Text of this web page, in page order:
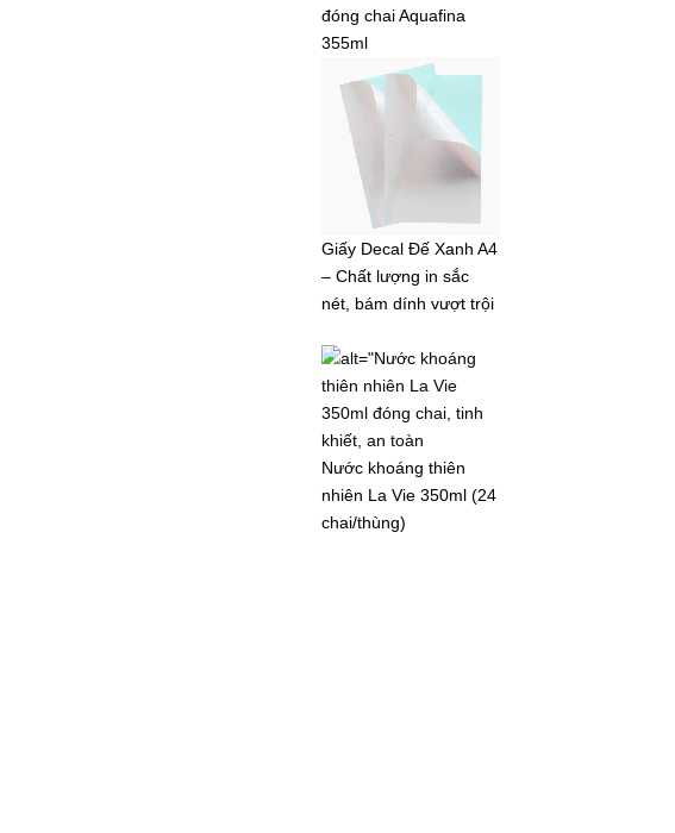
đóng chai Aquafina
355ml
Giấy Decal Đế Xanh A4
– Chất lượng in sắc
nét, bám dính vượt trội
Nước khoáng thiên
nhiên La Vie 350ml (24
chai/thùng)